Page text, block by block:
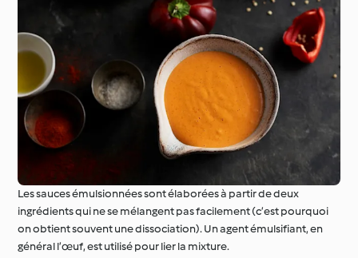
Les sauces émulsionnées sont élaborées à partir de deux
ingrédients qui ne se mélangent pas facilement (c’est pourquoi
on obtient souvent une dissociation). Un agent émulsifiant, en
général l’œuf, est utilisé pour lier la mixture.